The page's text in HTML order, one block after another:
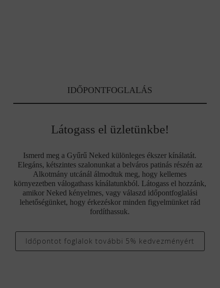
IDŐPONTFOGLALÁS
Látogass el üzletünkbe!
Ismerd meg a Gyűrű Neked különleges ékszer kínálatát.
Elegáns, kétszintes szalonunkat a belváros patinás részén az
Alkotmány utcánál álmodtuk meg, hogy kellemes
környezetben válogathass kínálatunkból. Látogass el hozzánk,
amikor Neked kényelmes, vagy válaszd időpontfoglalási
lehetőségünket, hogy érkezéskor minden figyelmünket rád
fordíthassuk.
Időpontot foglalok további 5% kedvezményért